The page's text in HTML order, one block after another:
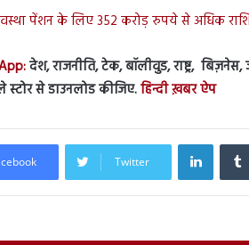
पेंशन के लिए 352 करोड़ रुपये से अधिक
देश, राजनीति, टेक, बॉलीवुड, राष्ट्र,
स्टोर से डाउनलोड कीजिए.हिन्दी ख़बर ऐप
Twitter